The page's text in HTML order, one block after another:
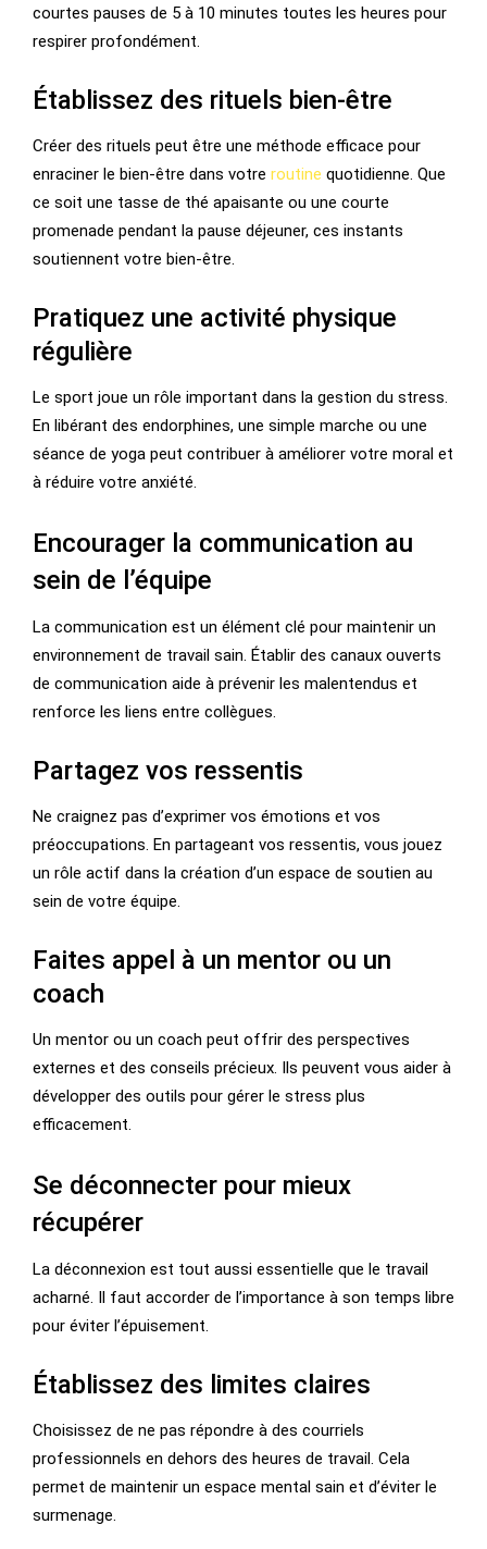
courtes pauses de 5 à 10 minutes toutes les heures pour
respirer profondément.
Établissez des rituels bien-être
Créer des rituels peut être une méthode efficace pour
enraciner le bien-être dans votre routine quotidienne. Que
ce soit une tasse de thé apaisante ou une courte
promenade pendant la pause déjeuner, ces instants
soutiennent votre bien-être.
Pratiquez une activité physique
régulière
Le sport joue un rôle important dans la gestion du stress.
En libérant des endorphines, une simple marche ou une
séance de yoga peut contribuer à améliorer votre moral et
à réduire votre anxiété.
Encourager la communication au
sein de l’équipe
La communication est un élément clé pour maintenir un
environnement de travail sain. Établir des canaux ouverts
de communication aide à prévenir les malentendus et
renforce les liens entre collègues.
Partagez vos ressentis
Ne craignez pas d’exprimer vos émotions et vos
préoccupations. En partageant vos ressentis, vous jouez
un rôle actif dans la création d’un espace de soutien au
sein de votre équipe.
Faites appel à un mentor ou un
coach
Un mentor ou un coach peut offrir des perspectives
externes et des conseils précieux. Ils peuvent vous aider à
développer des outils pour gérer le stress plus
efficacement.
Se déconnecter pour mieux
récupérer
La déconnexion est tout aussi essentielle que le travail
acharné. Il faut accorder de l’importance à son temps libre
pour éviter l’épuisement.
Établissez des limites claires
Choisissez de ne pas répondre à des courriels
professionnels en dehors des heures de travail. Cela
permet de maintenir un espace mental sain et d’éviter le
surmenage.